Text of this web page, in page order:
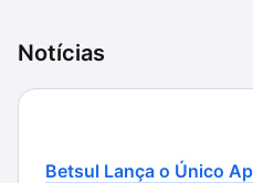
empresas, agências
indivíduos, para
ninguém.
Notícias
Betsul Lança o Único